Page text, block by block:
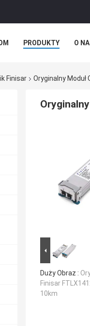
PRODUKTY O
Finisar Oryginalny Moduł
Duży Obraz :
Finisar
10km